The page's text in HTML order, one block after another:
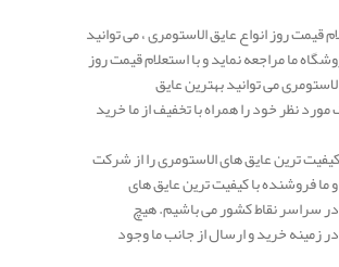
قیمت روز انواع عایق الاستومری ، می توانید
ما مراجعه نماید و با استعلام قیمت روز
می توانید بهترین عایق
نظر خود را همراه با تخفیف از ما خرید
کیفیت ترین عایق های الاستومری را از شرکت
ما فروشنده با کیفیت ترین عایق های
سراسر نقاط کشور می باشیم. هیچ
زمینه خرید و ارسال از جانب ما وجود